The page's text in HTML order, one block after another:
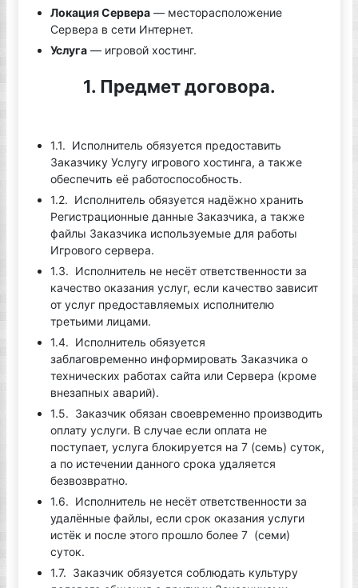
Локация Сервера— месторасположение
Сервера в сети Интернет.
Услуга— игровой хостинг.
1. Предмет договора.
1.1. Исполнитель обязуется предоставить
Заказчику Услугу игрового хостинга, а также
обеспечить её работоспособность.
1.2. Исполнитель обязуется надёжно хранить
Регистрационные данные Заказчика, а также
файлы Заказчика используемые для работы
Игрового сервера.
1.3. Исполнитель не несёт ответственности за
качество оказания услуг, если качество зависит
от услуг предоставляемых исполнителю
третьими лицами.
1.4. Исполнитель обязуется
заблаговременно информировать Заказчика о
технических работах сайта или Сервера (кроме
внезапных аварий).
1.5. Заказчик обязан своевременно производить
оплату услуги. В случае если оплата не
поступает, услуга блокируется на 7 (семь) суток,
а по истечении данного срока удаляется
безвозвратно.
1.6. Исполнитель не несёт ответственности за
удалённые файлы, если срок оказания услуги
истёк и после этого прошло более 7 (семи)
суток.
1.7. Заказчик обязуется соблюдать культуру